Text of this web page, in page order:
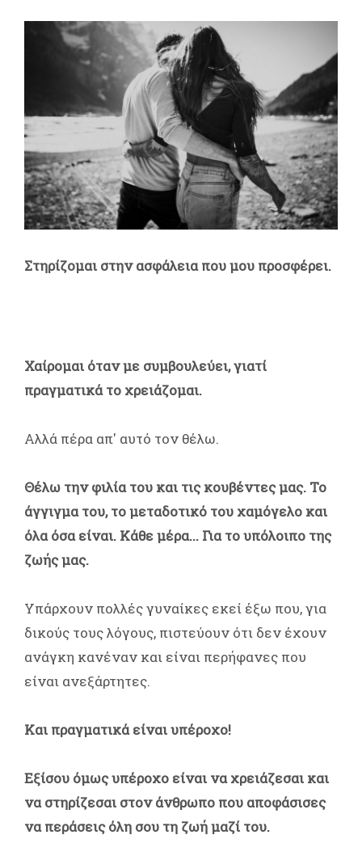
Στηρίζομαι στην ασφάλεια που μου προσφέρει.
Χαίρομαι όταν με συμβουλεύει, γιατί
πραγματικά το χρειάζομαι.
Αλλά πέρα απ' αυτό τον θέλω.
Θέλω την φιλία του και τις κουβέντες μας. Το
άγγιγμα του, το μεταδοτικό του χαμόγελο και
όλα όσα είναι. Κάθε μέρα... Για το υπόλοιπο της
ζωής μας.
Υπάρχουν πολλές γυναίκες εκεί έξω που, για
δικούς τους λόγους, πιστεύουν ότι δεν έχουν
ανάγκη κανέναν και είναι περήφανες που
είναι ανεξάρτητες.
Και πραγματικά είναι υπέροχο!
Εξίσου όμως υπέροχο είναι να χρειάζεσαι και
να στηρίζεσαι στον άνθρωπο που αποφάσισες
να περάσεις όλη σου τη ζωή μαζί του.